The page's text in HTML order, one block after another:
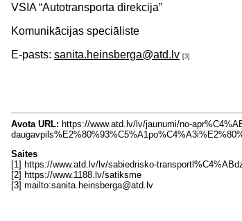
VSIA “Autotransporta direkcija”
Komunikācijas speciāliste
E-pasts: sanita.heinsberga@atd.lv [3]
Avota URL: https://www.atd.lv/lv/jaunumi/no-
Saites
[1] https://www.atd.lv/lv/sabiedrisko-
[2] https://www.1188.lv/satiksme
[3] mailto:sanita.heinsberga@atd.lv